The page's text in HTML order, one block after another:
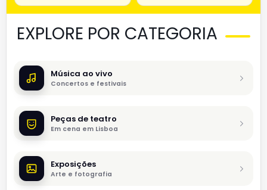
EXPLORE POR CATEGORIA
Música ao vivo
Concertos e festivais
Peças de teatro
Em cena em Lisboa
Exposições
Arte e fotografia